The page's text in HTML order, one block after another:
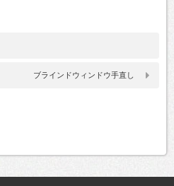
ブラインドウィンドウ手直し